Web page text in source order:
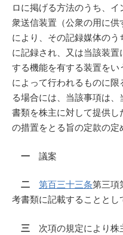
ロに掲げる方法のうち、
衆送信装置（公衆の用に供
により、その記録媒体の
に記録され、又は当該装
する機能を有する装置を
によって行われるものに
る場合には、当該事項は
書類を株主に対して提供
の措置をとる旨の定款の定
一 議案
二 第百三十三条第三項
考書類に記載することと
三 次項の規定により株